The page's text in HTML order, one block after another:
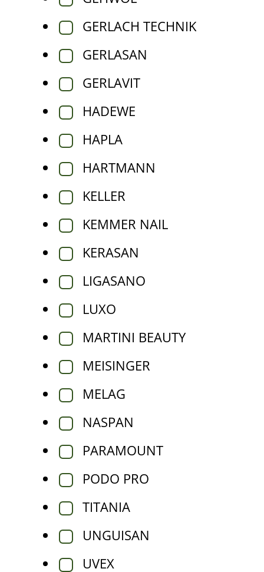
GERLACH TECHNIK
GERLASAN
GERLAVIT
HADEWE
HAPLA
HARTMANN
KELLER
KEMMER NAIL
KERASAN
LIGASANO
LUXO
MARTINI BEAUTY
MEISINGER
MELAG
NASPAN
PARAMOUNT
PODO PRO
TITANIA
UNGUISAN
UVEX